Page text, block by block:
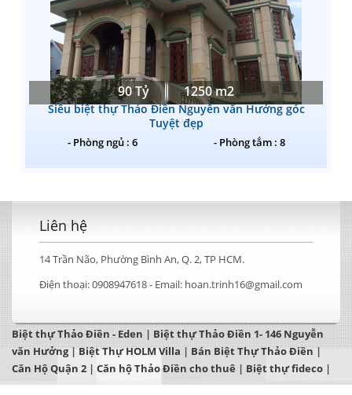
90 Tỷ 1250 m2
Siêu biệt thự Thảo Điền Nguyễn văn Hưởng góc
Tuyệt đẹp
- Phòng ngủ : 6 - Phòng tắm : 8
Liên hệ
14 Trần Não, Phường Bình An, Q. 2, TP HCM.
Điện thoại:0908947618 - Email: hoan.trinh16@gmail.com
Biệt thự Thảo Điền - Eden | Biệt thự Thảo Điền 1- 146 Nguyễn
văn Hưởng|Biệt Thự HOLM Villa | Bán Biệt Thự Thảo Điền|
Căn Hộ Quận 2 | Căn hộ Thảo Điền cho thuê | Biệt thự fideco |